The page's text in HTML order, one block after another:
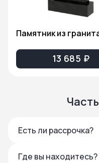
Памятник из
13 685 ₽
Есть ли рассрочка?
Где вы находитесь?